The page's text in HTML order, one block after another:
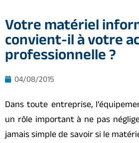
Votre matériel
convient-il à votre
professionnelle ?
04/08/2015
Dans toute entreprise,
un rôle important à ne pas
jamais simple de savoir si le